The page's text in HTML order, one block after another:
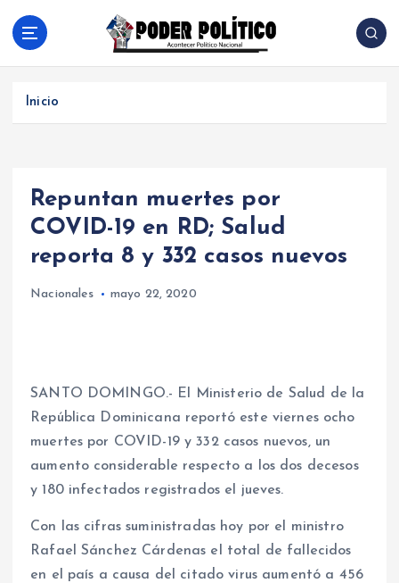
Acontecer Politico Nacional
Inicio
Repuntan muertes por
COVID-19 en RD; Salud
reporta 8 y 332 casos nuevos
Nacionales mayo 22, 2020
SANTO DOMINGO.- El Ministerio de Salud de la
República Dominicana reportó este viernes ocho
muertes por COVID-19 y 332 casos nuevos, un
aumento considerable respecto a los dos decesos
y 180 infectados registrados el jueves.
Con las cifras suministradas hoy por el ministro
Rafael Sánchez Cárdenas el total de fallecidos
en el país a causa del citado virus aumentó a 456